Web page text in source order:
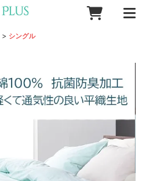
> シングル